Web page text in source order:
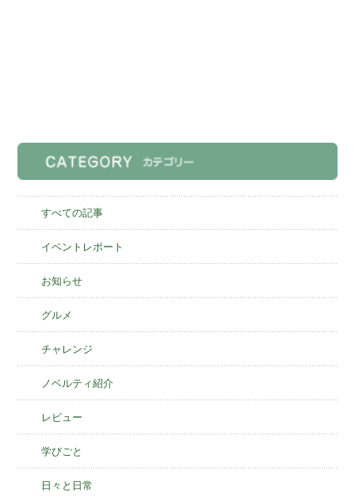
すべての記事
イベントレポート
お知らせ
グルメ
チャレンジ
ノベルティ紹介
レビュー
学びごと
日々と日常